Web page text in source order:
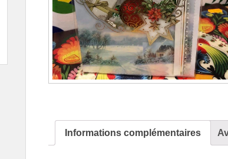
Informations complémentaires